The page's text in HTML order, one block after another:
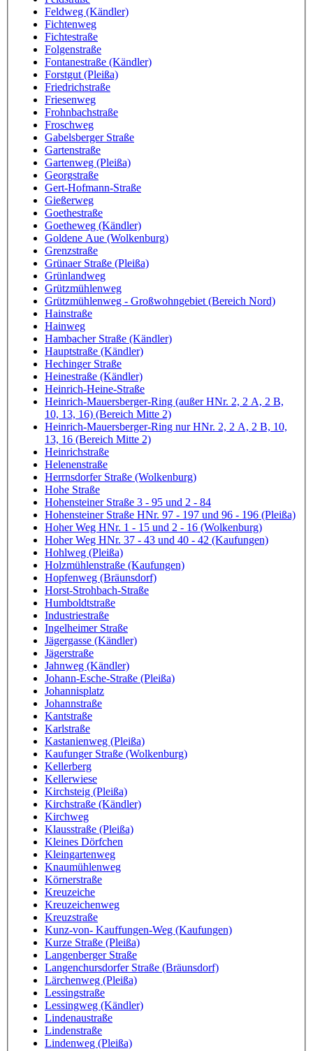
Feldweg (Kändler)
Fichtenweg
Fichtestraße
Folgenstraße
Fontanestraße (Kändler)
Forstgut (Pleißa)
Friedrichstraße
Friesenweg
Frohnbachstraße
Froschweg
Gabelsberger Straße
Gartenstraße
Gartenweg (Pleißa)
Georgstraße
Gert-Hofmann-Straße
Gießerweg
Goethestraße
Goetheweg (Kändler)
Goldene Aue (Wolkenburg)
Grenzstraße
Grünaer Straße (Pleißa)
Grünlandweg
Grützmühlenweg
Grützmühlenweg - Großwohngebiet (Bereich Nord)
Hainstraße
Hainweg
Hambacher Straße (Kändler)
Hauptstraße (Kändler)
Hechinger Straße
Heinestraße (Kändler)
Heinrich-Heine-Straße
Heinrich-Mauersberger-Ring (außer HNr. 2, 2 A, 2 B,
10, 13, 16) (Bereich Mitte 2)
Heinrich-Mauersberger-Ring nur HNr. 2, 2 A, 2 B, 10,
13, 16 (Bereich Mitte 2)
Heinrichstraße
Helenenstraße
Herrnsdorfer Straße (Wolkenburg)
Hohe Straße
Hohensteiner Straße 3 - 95 und 2 - 84
Hohensteiner Straße HNr. 97 - 197 und 96 - 196 (Pleißa)
Hoher Weg HNr. 1 - 15 und 2 - 16 (Wolkenburg)
Hoher Weg HNr. 37 - 43 und 40 - 42 (Kaufungen)
Hohlweg (Pleißa)
Holzmühlenstraße (Kaufungen)
Hopfenweg (Bräunsdorf)
Horst-Strohbach-Straße
Humboldtstraße
Industriestraße
Ingelheimer Straße
Jägergasse (Kändler)
Jägerstraße
Jahnweg (Kändler)
Johann-Esche-Straße (Pleißa)
Johannisplatz
Johannstraße
Kantstraße
Karlstraße
Kastanienweg (Pleißa)
Kaufunger Straße (Wolkenburg)
Kellerberg
Kellerwiese
Kirchsteig (Pleißa)
Kirchstraße (Kändler)
Kirchweg
Klausstraße (Pleißa)
Kleines Dörfchen
Kleingartenweg
Knaumühlenweg
Körnerstraße
Kreuzeiche
Kreuzeichenweg
Kreuzstraße
Kunz-von- Kauffungen-Weg (Kaufungen)
Kurze Straße (Pleißa)
Langenberger Straße
Langenchursdorfer Straße (Bräunsdorf)
Lärchenweg (Pleißa)
Lessingstraße
Lessingweg (Kändler)
Lindenaustraße
Lindenstraße
Lindenweg (Pleißa)